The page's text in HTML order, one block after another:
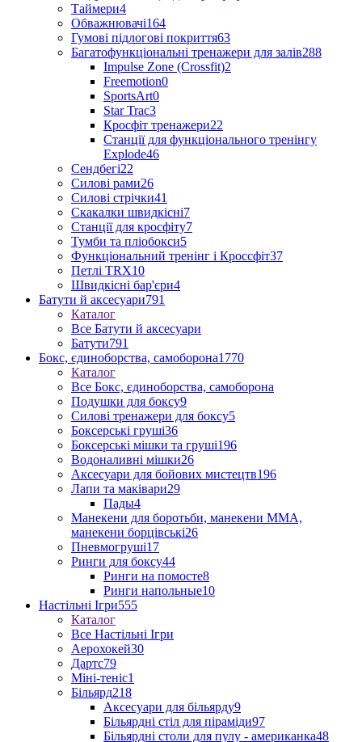
Таймери4
Обважнювачі164
Гумові підлогові покриття63
Багатофункціональні тренажери для залів288
Impulse Zone (Crossfit)2
Freemotion0
SportsArt0
Star Trac3
Кросфіт тренажери22
Станції для функціонального тренінгу
Explode46
Сендбегі22
Силові рами26
Силові стрічки41
Скакалки швидкісні7
Станції для кросфіту7
Тумби та пліобокси5
Функціональний тренінг і Кроссфіт37
Петлі TRX10
Швидкісні бар'єри4
Батути й аксесуари791
Каталог
Все Батути й аксесуари
Батути791
Бокс, єдиноборства, самоборона1770
Каталог
Все Бокс, єдиноборства, самоборона
Подушки для боксу9
Силові тренажери для боксу5
Боксерські груші36
Боксерські мішки та груші196
Водоналивні мішки26
Аксесуари для бойових мистецтв196
Лапи та маківари29
Пады4
Манекени для боротьби, манекени ММА,
манекени борцівські26
Пневмогруші17
Ринги для боксу44
Ринги на помосте8
Ринги напольные10
Настільні Ігри555
Каталог
Все Настільні Ігри
Аерохокей30
Дартс79
Міні-теніс1
Більярд218
Аксесуари для більярду9
Більярдні стіл для піраміди97
Більярдні столи для пулу - американка48